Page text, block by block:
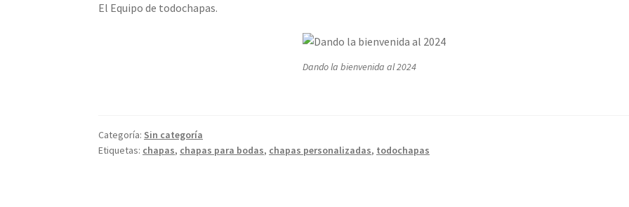
El Equipo de todochapas.
Dando la bienvenida al 2024
Categoría: Sin categoría
Etiquetas: chapas, chapas para bodas, chapas personalizadas, todochapas